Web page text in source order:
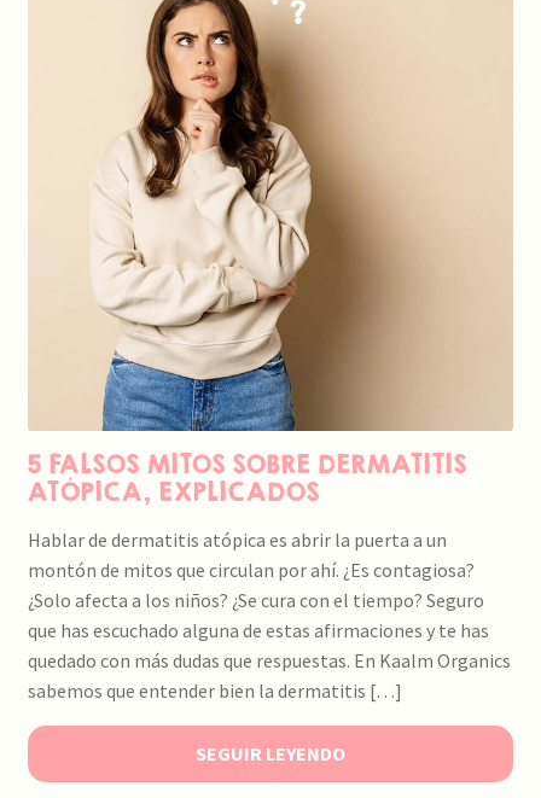
5 FALSOS MITOS SOBRE DERMATITIS
ATÓPICA, EXPLICADOS
Hablar de dermatitis atópica es abrir la puerta a un
montón de mitos que circulan por ahí. ¿Es contagiosa?
¿Solo afecta a los niños? ¿Se cura con el tiempo? Seguro
que has escuchado alguna de estas afirmaciones y te has
quedado con más dudas que respuestas. En Kaalm Organics
sabemos que entender bien la dermatitis […]
SEGUIR LEYENDO